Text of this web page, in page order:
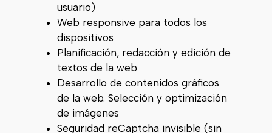
usuario)
Web responsive para todos los
dispositivos
Planificación, redacción y edición de
textos de la web
Desarrollo de contenidos gráficos
de la web. Selección y optimización
de imágenes
Seguridad reCaptcha invisible (sin